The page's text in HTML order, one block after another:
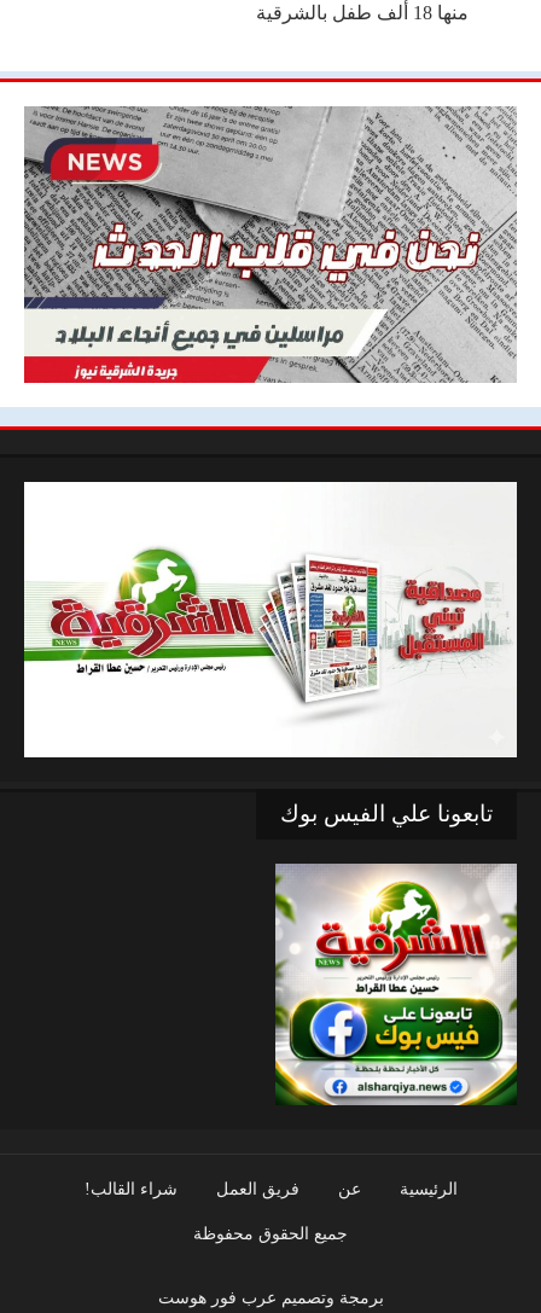
منها 18 ألف طفل بالشرقية
تابعونا علي الفيس بوك
الرئيسية عن فريق العمل شراء القالب!
جميع الحقوق محفوظة
برمجة وتصميم عرب فور هوست